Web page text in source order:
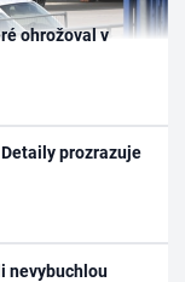
ohrožoval v
prozrazuje
nevybuchlou